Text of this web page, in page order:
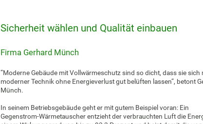
Sicherheit wählen und Qualität einbauen
Firma Gerhard Münch
“Moderne Gebäude mit Vollwärmeschutz sind so dicht, dass sie sich
moderner Technik ohne Energieverlust gut belüften lassen“, betont
Münch.
In seinem Betriebsgebäude geht er mit gutem Beispiel voran: Ein
Gegenstrom-Wärmetauscher entzieht der verbrauchten Luft die